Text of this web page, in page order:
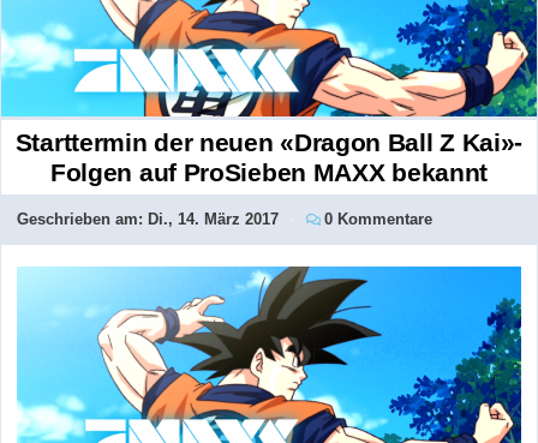
Starttermin der neuen «Dragon Ball Z Kai»-
Folgen auf ProSieben MAXX bekannt
Geschrieben am: Di., 14. März 2017 0 Kommentare